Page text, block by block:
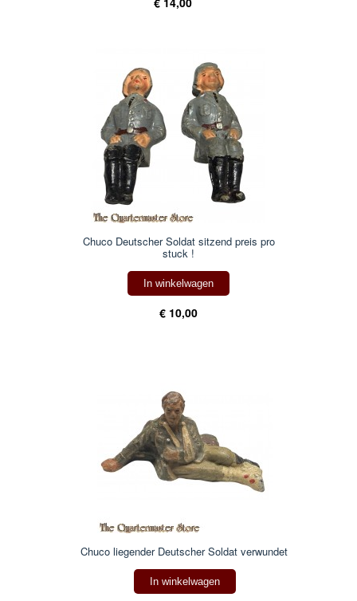
Chuco Deutscher Soldat sitzend preis pro
stuck !
In winkelwagen
€ 10,00
Chuco liegender Deutscher Soldat verwundet
In winkelwagen